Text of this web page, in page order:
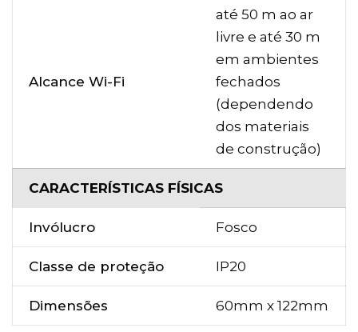
Alcance Wi-Fi
até 50 m ao ar
livre e até 30 m
em ambientes
fechados
(dependendo
dos materiais
de construção)
CARACTERÍSTICAS FÍSICAS
Invólucro Fosco
Classe de proteção IP20
Dimensões 60mm x 122mm